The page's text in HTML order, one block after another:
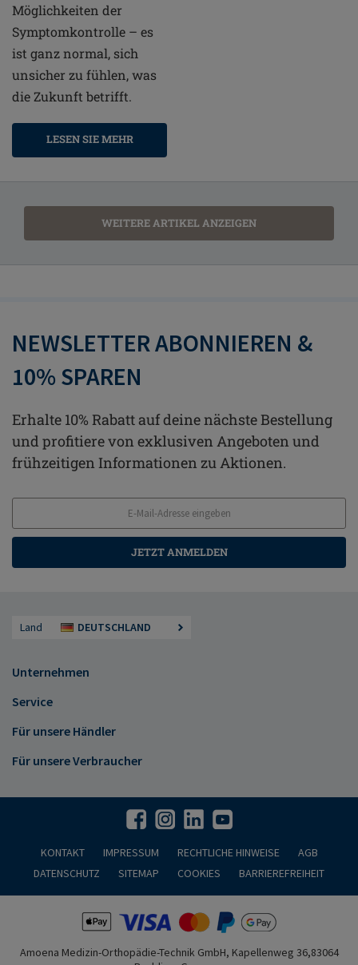
Möglichkeiten der
Symptomkontrolle – es
ist ganz normal, sich
unsicher zu fühlen, was
die Zukunft betrifft.
LESEN SIE MEHR
WEITERE ARTIKEL ANZEIGEN
NEWSLETTER ABONNIEREN &
10% SPAREN
Erhalte 10% Rabatt auf deine nächste Bestellung
und profitiere von exklusiven Angeboten und
frühzeitigen Informationen zu Aktionen.
JETZT ANMELDEN
Land DEUTSCHLAND
Unternehmen
Service
Für unsere Händler
Für unsere Verbraucher
KONTAKT IMPRESSUM RECHTLICHE HINWEISE
AGB
DATENSCHUTZ
SITEMAP COOKIES BARRIEREFREIHEIT
Amoena Medizin-Orthopädie-Technik GmbH, Kapellenweg 36,83064